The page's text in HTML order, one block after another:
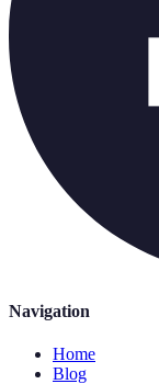
Navigation
Home
Blog